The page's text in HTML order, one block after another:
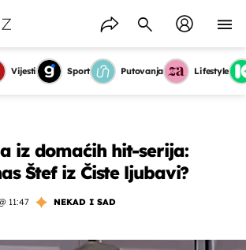
Vijesti Sport Putovanja Lifestyle
iz domaćih hit-serija:
Štef iz Čiste ljubavi?
11:47
NEKAD I SAD